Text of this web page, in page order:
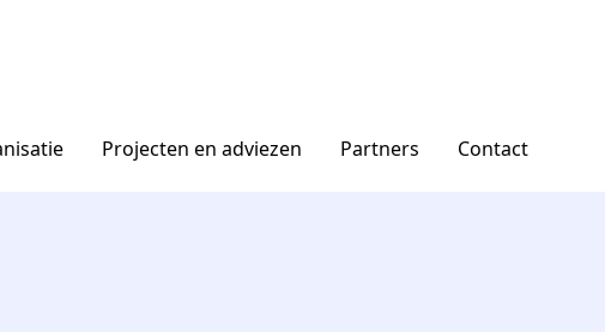
Projecten en adviezen Partners Contact